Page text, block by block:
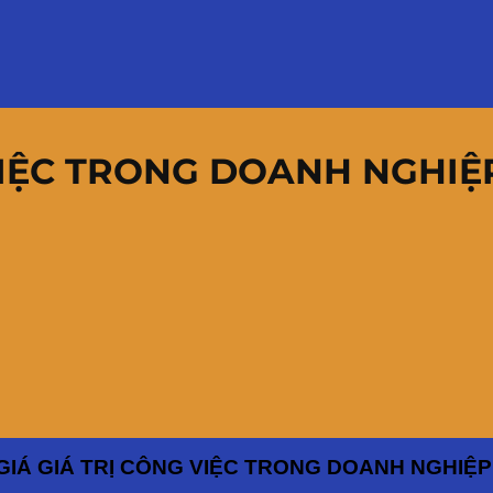
TRONG DOANH
GIÁ TRỊ CÔNG VIỆC TRONG DOANH NGHIỆP